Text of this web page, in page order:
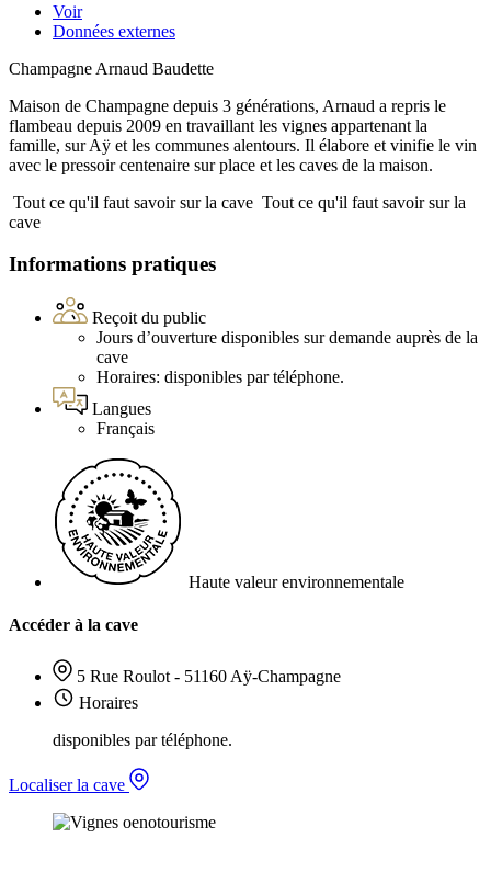
Voir
Données externes
Champagne Arnaud Baudette
Maison de Champagne depuis 3 générations, Arnaud a repris le
flambeau depuis 2009 en travaillant les vignes appartenant la
famille, sur Aÿ et les communes alentours. Il élabore et vinifie le vin
avec le pressoir centenaire sur place et les caves de la maison.
Tout ce qu'il faut savoir sur la cave Tout ce qu'il faut savoir sur la
cave
Informations pratiques
Reçoit du public
Jours d’ouverture disponibles sur demande auprès de la
cave
Horaires: disponibles par téléphone.
Langues
Français
Haute valeur environnementale
Accéder à la cave
5 Rue Roulot - 51160 Aÿ-Champagne
Horaires
disponibles par téléphone.
Localiser la cave